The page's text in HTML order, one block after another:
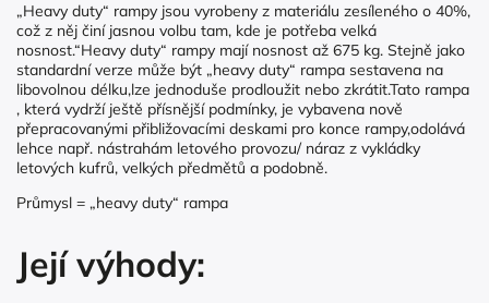
„Heavy duty“ rampy jsou vyrobeny z materiálu zesíleného o 40%,
což z něj činí jasnou volbu tam, kde je potřeba velká
nosnost.“Heavy duty“ rampy mají nosnost až 675 kg. Stejně jako
standardní verze může být „heavy duty“ rampa sestavena na
libovolnou délku,lze jednoduše prodloužit nebo zkrátit.Tato rampa
, která vydrží ještě přísnější podmínky, je vybavena nově
přepracovanými přibližovacími deskami pro konce rampy,odolává
lehce např. nástrahám letového provozu/ náraz z vykládky
letových kufrů, velkých předmětů a podobně.
Průmysl = „heavy duty“ rampa
Její výhody: